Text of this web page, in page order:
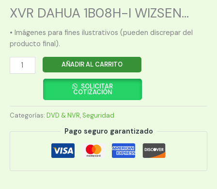
XVR DAHUA 1B08H-I WIZSEN...
• Imágenes para fines ilustrativos (pueden discrepar del
producto final).
XVR
DAHUA
WIZSENSE
5MP
cantidad
AÑADIR AL CARRITO
SOLICITAR
COTIZACIÓN
Categorías: DVD & NVR, Seguridad
Pago seguro garantizado